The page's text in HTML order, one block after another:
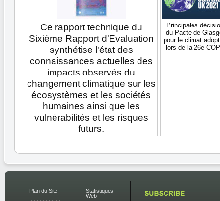
Ce rapport technique du
Sixième Rapport d'Evaluation
synthétise l'état des
connaissances actuelles des
impacts observés du
changement climatique sur les
écosystèmes et les sociétés
humaines ainsi que les
vulnérabilités et les risques
futurs.
Principales
du Pacte de
pour le climat
lors de la 26e
Plan du Site
Statistiques
Web